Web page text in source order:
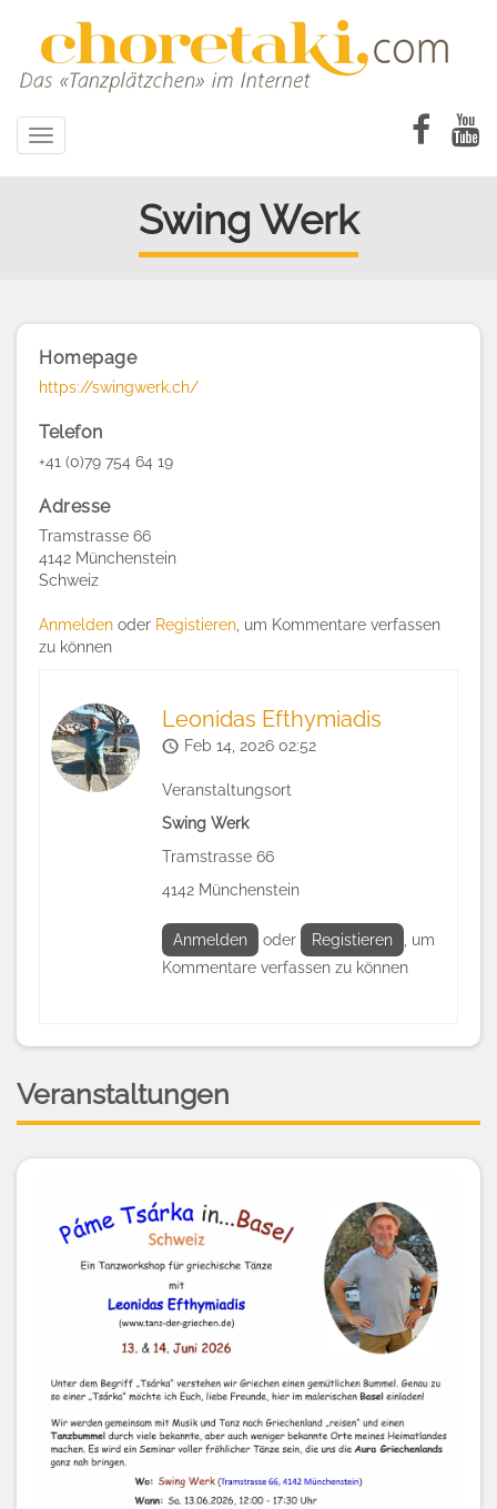
Toggle
navigation
Swing Werk
Homepage
https://swingwerk.ch/
Telefon
+41 (0)79 754 64 19
Adresse
Tramstrasse 66
4142 Münchenstein
Schweiz
Anmelden oder Registieren , um Kommentare verfassen
zu können
Leonidas Efthymiadis
Feb 14, 2026 02:52
Veranstaltungsort
Swing Werk
Tramstrasse 66
4142 Münchenstein
Anmelden oder Registieren
, um
Kommentare verfassen zu können
Veranstaltungen